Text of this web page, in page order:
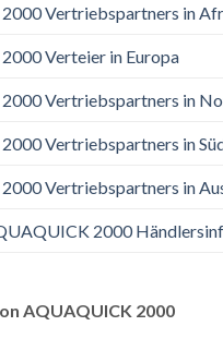
Vertriebspartners in
Verteier in Europa
Vertriebspartners in
Vertriebspartners in
Vertriebspartners in
2000
AQUAQUICK 2000